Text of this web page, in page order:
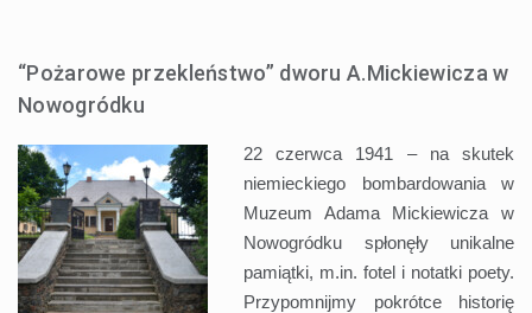
“Pożarowe przekleństwo” dworu A.Mickiewicza w
Nowogródku
22 czerwca 1941 – na skutek
niemieckiego bombardowania w
Muzeum Adama Mickiewicza w
Nowogródku spłonęły unikalne
pamiątki, m.in. fotel i notatki poety.
Przypomnijmy pokrótce historię